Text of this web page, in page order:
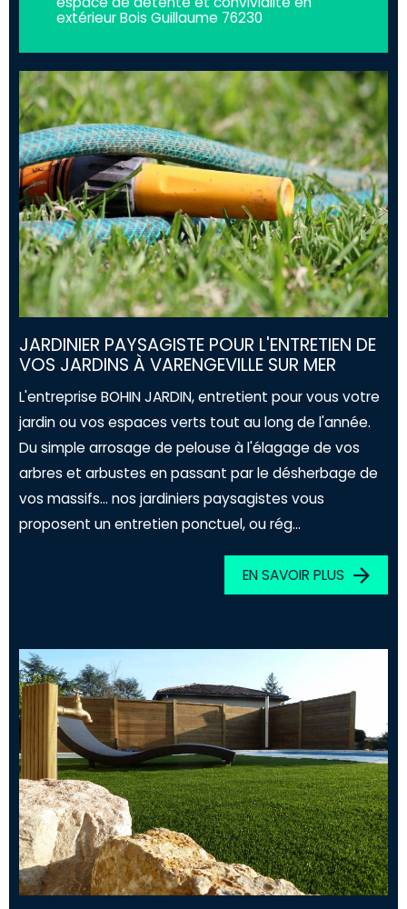
extérieur Bois Guillaume 76230
JARDINIER PAYSAGISTE POUR L'ENTRETIEN DE
VOS JARDINS À VARENGEVILLE SUR MER
L'entreprise BOHIN JARDIN, entretient pour vous votre
jardin ou vos espaces verts tout au long de l'année.
Du simple arrosage de pelouse à l'élagage de vos
arbres et arbustes en passant par le désherbage de
vos massifs... nos jardiniers paysagistes vous
proposent un entretien ponctuel, ou rég...
EN SAVOIR PLUS